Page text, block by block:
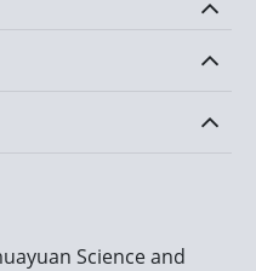
Science and